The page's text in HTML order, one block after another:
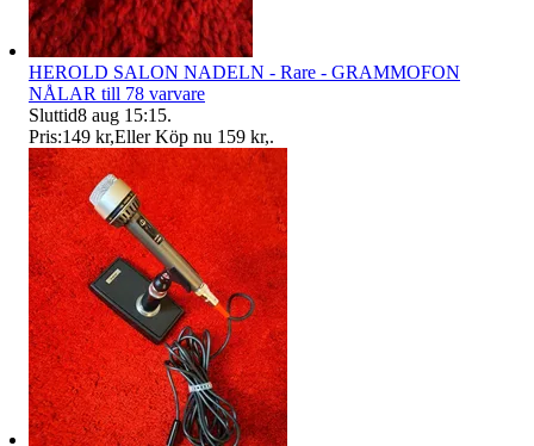
HEROLD SALON NADELN - Rare - GRAMMOFON
NÅLAR till 78 varvare
Sluttid8 aug 15:15.
Pris:149 kr,Eller Köp nu 159 kr,.